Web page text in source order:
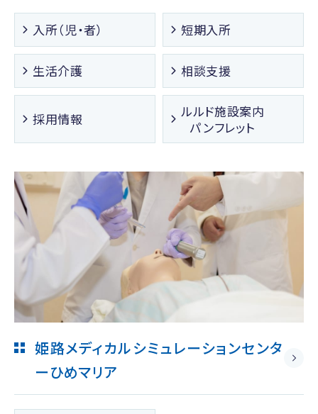
入所（児・者） 短期入所
生活介護 相談支援
採用情報
ルルド施設案内
パンフレット
姫路メディカルシミュレーションセンタ
ーひめマリア